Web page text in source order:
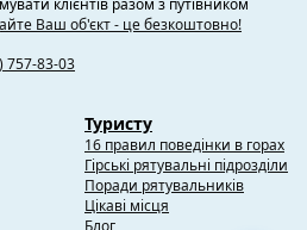
клієнтів разом з путівником
Ваш об'єкт - це безкоштовно!
757-83-03
Туристу
16 правил поведінки в горах
Гірські рятувальні підрозділи
Поради рятувальників
Цікаві місця